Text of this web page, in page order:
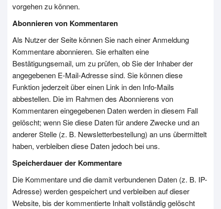
vorgehen zu können.
Abonnieren von Kommentaren
Als Nutzer der Seite können Sie nach einer Anmeldung
Kommentare abonnieren. Sie erhalten eine
Bestätigungsemail, um zu prüfen, ob Sie der Inhaber der
angegebenen E-Mail-Adresse sind. Sie können diese
Funktion jederzeit über einen Link in den Info-Mails
abbestellen. Die im Rahmen des Abonnierens von
Kommentaren eingegebenen Daten werden in diesem Fall
gelöscht; wenn Sie diese Daten für andere Zwecke und an
anderer Stelle (z. B. Newsletterbestellung) an uns übermittelt
haben, verbleiben diese Daten jedoch bei uns.
Speicherdauer der Kommentare
Die Kommentare und die damit verbundenen Daten (z. B. IP-
Adresse) werden gespeichert und verbleiben auf dieser
Website, bis der kommentierte Inhalt vollständig gelöscht